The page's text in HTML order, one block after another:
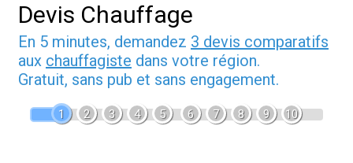
Devis Chauffage
En 5 minutes, demandez 3 devis comparatifs
aux chauffagiste dans votre région.
Gratuit, sans pub et sans engagement.
1 2 3 4 5 6 7 8 9 10